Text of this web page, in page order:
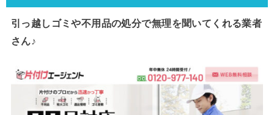
引っ越しゴミや不用品の処分で無理を聞いてくれる業者
さん♪